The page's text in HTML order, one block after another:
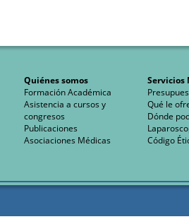
Quiénes somos
Formación Académica
Asistencia a cursos y
congresos
Publicaciones
Asociaciones Médicas
Servicios
Qué le
Dónde
Código